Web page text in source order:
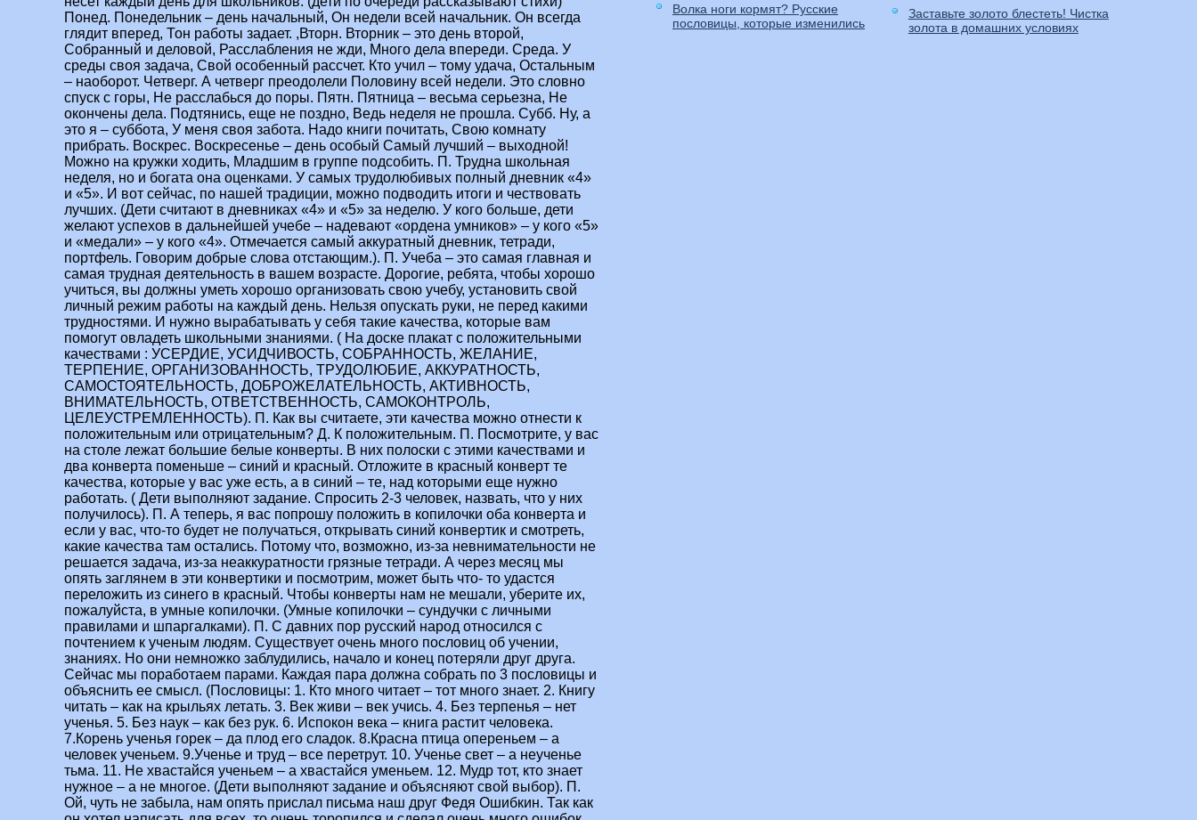
Волка ноги кормят? Русские
пословицы, которые изменились
Заставьте золото блестеть! Чистка
золота в домашних условиях